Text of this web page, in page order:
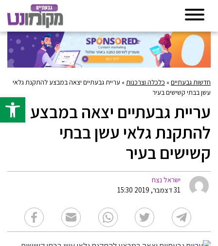
פתח
חדשות גבעתיים» כלכלה וצרכנות » עריית גבעתיים יצאה במבצע להתקנת גלאי
עשן בבתי קשישים בעיר
עריית גבעתיים יצאה במבצע
להתקנת גלאי עשן בבתי
קשישים בעיר
ישראל נצח
31 דצמבר, 2019 15:30